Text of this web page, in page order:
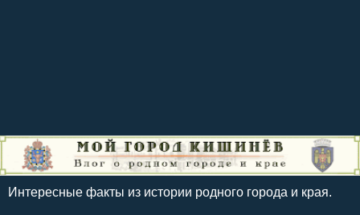
Интересные факты из истории родного города и края.